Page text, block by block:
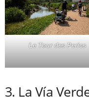
Le Tour des Perics
3. La Vía